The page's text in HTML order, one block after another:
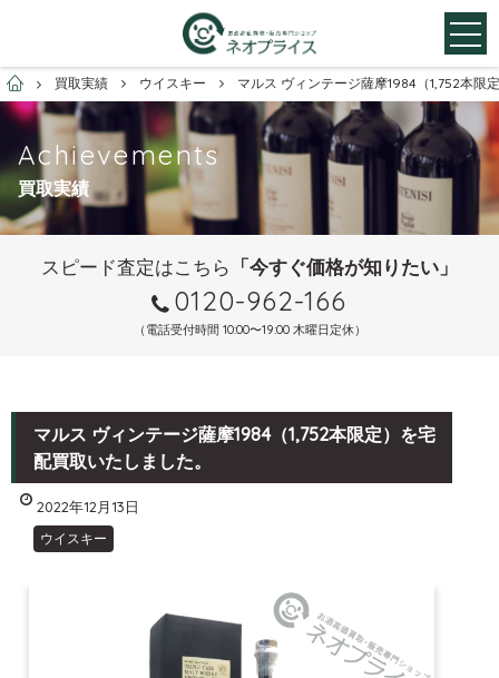
お酒買取専門店ネオプライス
買取実績 ウイスキー マルス ヴィンテージ薩摩1984（1,752本限
Achievements
買取実績
スピード査定はこちら 「今すぐ価格が知りたい」
0120-962-166
（電話受付時間 10:00〜19:00 木曜日定休）
マルス ヴィンテージ薩摩1984（1,752本限定）を宅
配買取いたしました。
2022年12月13日
ウイスキー